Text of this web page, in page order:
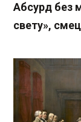
Абсурд без
свету»,